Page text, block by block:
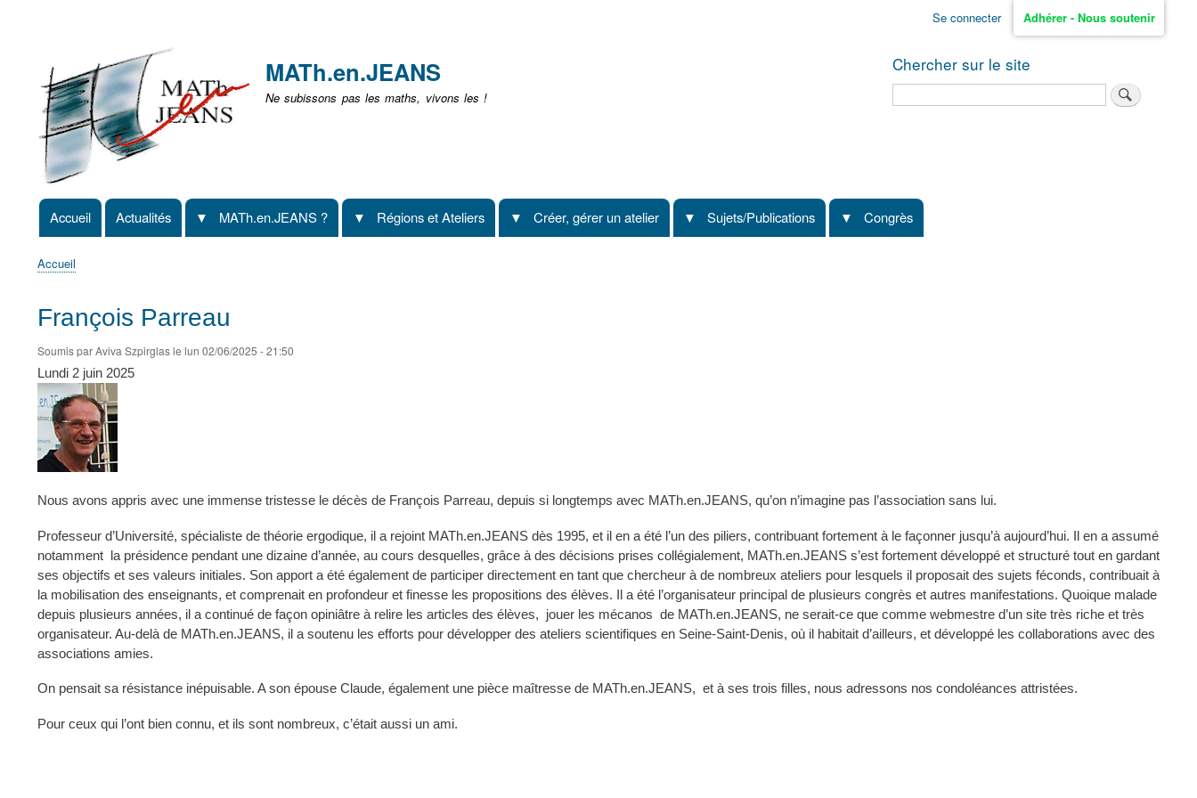
non
identifié
Se connecter Adhérer - Nous soutenir
MATh.en.JEANS
Ne subissons pas les maths, vivons les !
Chercher sur le site
Navigation
principale
Accueil Actualités MATh.en.JEANS ? Régions et Ateliers Créer, gérer un atelier Sujets/Publications Congrès
d'Ariane
Accueil
François Parreau
Soumis parAviva Szpirglasle lun 02/06/2025 - 21:50
Lundi 2 juin 2025
Nous avons appris avec une immense tristesse le décès de François Parreau, depuis si longtemps avec MATh.en.JEANS, qu’on n’imagine pas l’association sans lui.
Professeur d’Université, spécialiste de théorie ergodique, il a rejoint MATh.en.JEANS dès 1995, et il en a été l’un des piliers, contribuant fortement à le façonner jusqu’à aujourd’hui. Il en a assumé
notamment la présidence pendant une dizaine d’année, au cours desquelles, grâce à des décisions prises collégialement, MATh.en.JEANS s’est fortement développé et structuré tout en gardant
ses objectifs et ses valeurs initiales. Son apport a été également de participer directement en tant que chercheur à de nombreux ateliers pour lesquels il proposait des sujets féconds, contribuait à
la mobilisation des enseignants, et comprenait en profondeur et finesse les propositions des élèves. Il a été l’organisateur principal de plusieurs congrès et autres manifestations. Quoique malade
depuis plusieurs années, il a continué de façon opiniâtre à relire les articles des élèves, jouer les mécanos de MATh.en.JEANS, ne serait-ce que comme webmestre d’un site très riche et très
organisateur. Au-delà de MATh.en.JEANS, il a soutenu les efforts pour développer des ateliers scientifiques en Seine-Saint-Denis, où il habitait d’ailleurs, et développé les collaborations avec des
associations amies.
On pensait sa résistance inépuisable. A son épouse Claude, également une pièce maîtresse de MATh.en.JEANS, et à ses trois filles, nous adressons nos condoléances attristées.
Pour ceux qui l’ont bien connu, et ils sont nombreux, c’était aussi un ami.